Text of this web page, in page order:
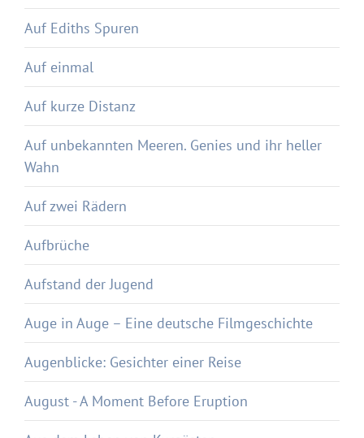
Auf Ediths Spuren
Auf einmal
Auf kurze Distanz
Auf unbekannten Meeren. Genies und ihr heller
Wahn
Auf zwei Rädern
Aufbrüche
Aufstand der Jugend
Auge in Auge – Eine deutsche Filmgeschichte
Augenblicke: Gesichter einer Reise
August - A Moment Before Eruption